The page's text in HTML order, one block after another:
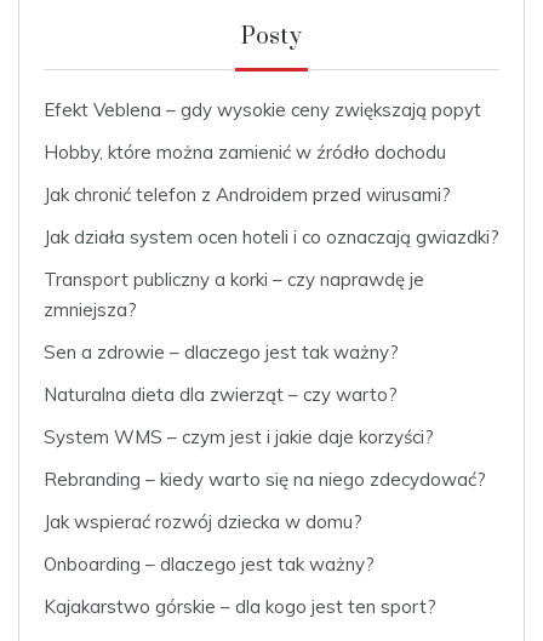
Posty
Efekt Veblena – gdy wysokie ceny zwiększają popyt
Hobby, które można zamienić w źródło dochodu
Jak chronić telefon z Androidem przed wirusami?
Jak działa system ocen hoteli i co oznaczają gwiazdki?
Transport publiczny a korki – czy naprawdę je
zmniejsza?
Sen a zdrowie – dlaczego jest tak ważny?
Naturalna dieta dla zwierząt – czy warto?
System WMS – czym jest i jakie daje korzyści?
Rebranding – kiedy warto się na niego zdecydować?
Jak wspierać rozwój dziecka w domu?
Onboarding – dlaczego jest tak ważny?
Kajakarstwo górskie – dla kogo jest ten sport?